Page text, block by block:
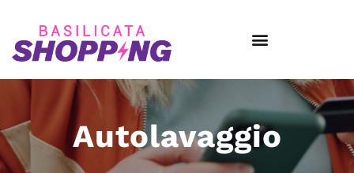
Autolavaggio